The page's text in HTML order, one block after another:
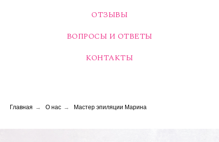
ОТЗЫВЫ
ВОПРОСЫ И ОТВЕТЫ
КОНТАКТЫ
Главная → О нас → Мастер эпиляции Марина